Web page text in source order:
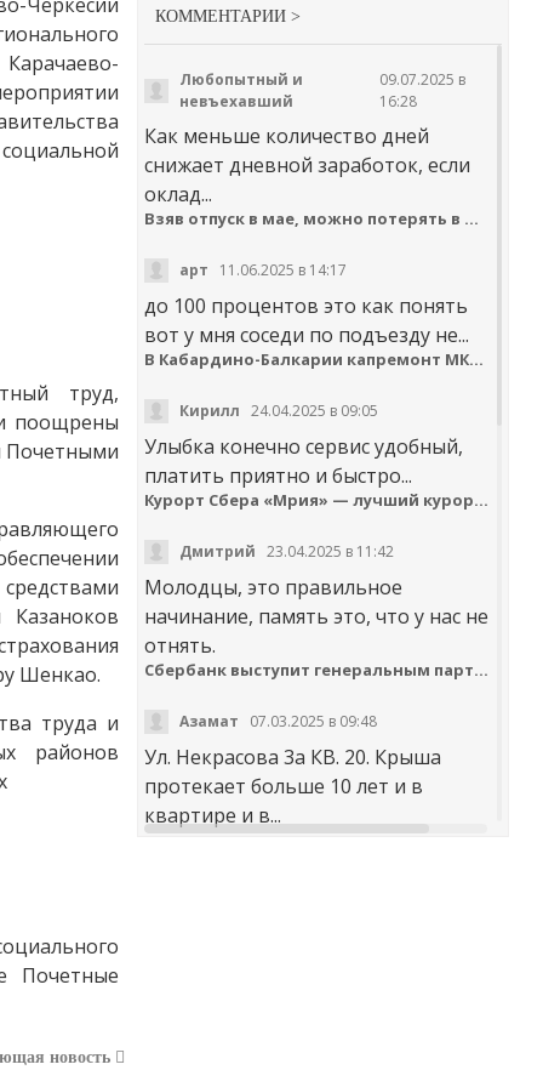
труд,
поощрены
Почетными
Казаноков
Шенкао.
труда и
районов
Почетные
новость
КОММЕНТАРИИ >
Любопытный и
невъехавший
09.07.2025 в
16:28
Как меньше количество дней
снижает дневной заработок, если
оклад...
Взяв отпуск в мае, можно потерять в деньгах
арт 11.06.2025 в 14:17
до 100 процентов это как понять
вот у мня соседи по подъезду не...
В Кабардино-Балкарии капремонт МКД идёт с опережением графика
Кирилл 24.04.2025 в 09:05
Улыбка конечно сервис удобный,
платить приятно и быстро...
Курорт Сбера «Мрия» — лучший курортный отель по версии Russian Hospitality Awards
Дмитрий 23.04.2025 в 11:42
Молодцы, это правильное
начинание, память это, что у нас не
отнять.
Сбербанк выступит генеральным партнером онлайн-шествия «Бессмертный полк»
Азамат 07.03.2025 в 09:48
Ул. Некрасова 3а КВ. 20. Крыша
протекает больше 10 лет и в
квартире и в...